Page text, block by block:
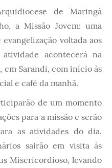
de Maringá
a Missão Jovem: uma
voltada aos
acontecerá na
em Sarandi, com início às
e café da manhã.
de um momento
para a missão e serão
as atividades do dia.
sairão em visita às
Misericordioso, levando